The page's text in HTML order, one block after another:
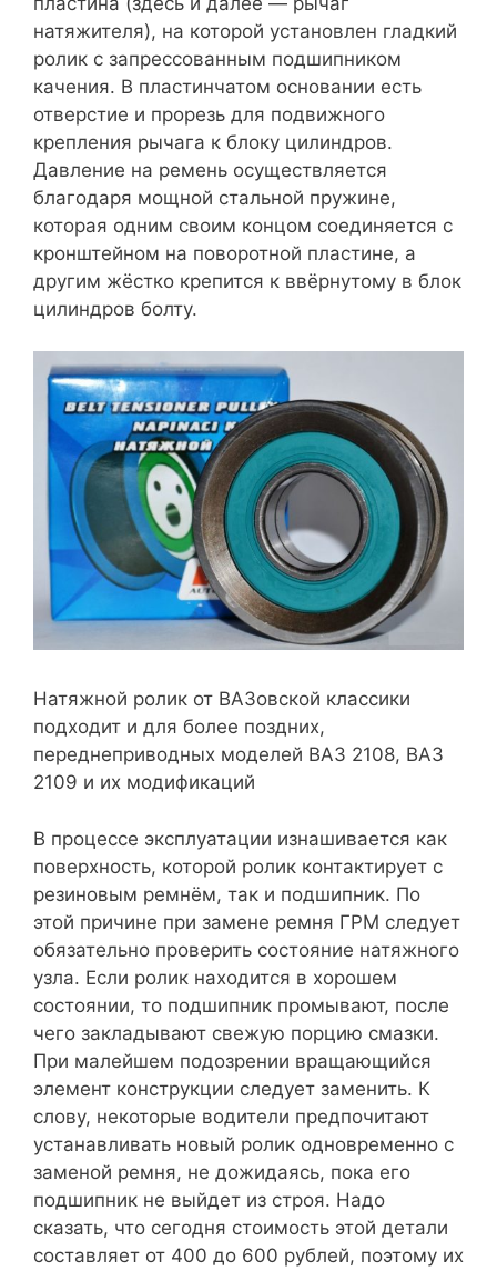
натяжителя), на которой установлен гладкий
ролик с запрессованным подшипником
качения. В пластинчатом основании есть
отверстие и прорезь для подвижного
крепления рычага к блоку цилиндров.
Давление на ремень осуществляется
благодаря мощной стальной пружине,
которая одним своим концом соединяется с
кронштейном на поворотной пластине, а
другим жёстко крепится к ввёрнутому в блок
цилиндров болту.
Натяжной ролик от ВАЗовской классики
подходит и для более поздних,
переднеприводных моделей ВАЗ 2108, ВАЗ
2109 и их модификаций
В процессе эксплуатации изнашивается как
поверхность, которой ролик контактирует с
резиновым ремнём, так и подшипник. По
этой причине при замене ремня ГРМ следует
обязательно проверить состояние натяжного
узла. Если ролик находится в хорошем
состоянии, то подшипник промывают, после
чего закладывают свежую порцию смазки.
При малейшем подозрении вращающийся
элемент конструкции следует заменить. К
слову, некоторые водители предпочитают
устанавливать новый ролик одновременно с
заменой ремня, не дожидаясь, пока его
подшипник не выйдет из строя. Надо
сказать, что сегодня стоимость этой детали
составляет от 400 до 600 рублей, поэтому их